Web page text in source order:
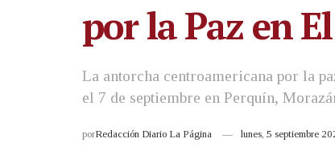
por la Paz en
La antorcha centroamericana por la
el 7 de septiembre en Perquín,
porRedacción Diario La Página lunes, 5 septiembre